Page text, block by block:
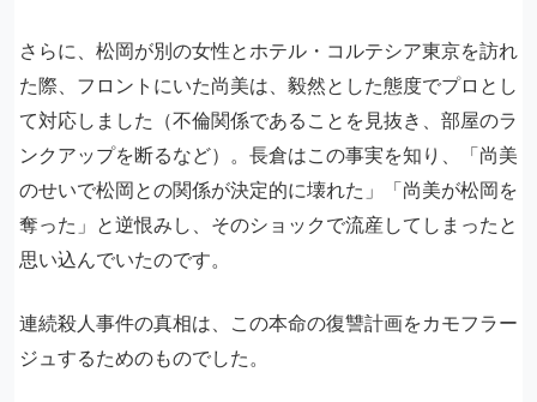
さらに、松岡が別の女性とホテル・コルテシア東京を訪れ
た際、フロントにいた尚美は、毅然とした態度でプロとし
て対応しました（不倫関係であることを見抜き、部屋のラ
ンクアップを断るなど）。長倉はこの事実を知り、「尚美
のせいで松岡との関係が決定的に壊れた」「尚美が松岡を
奪った」と逆恨みし、そのショックで流産してしまったと
思い込んでいたのです。
連続殺人事件の真相は、この本命の復讐計画をカモフラー
ジュするためのものでした。